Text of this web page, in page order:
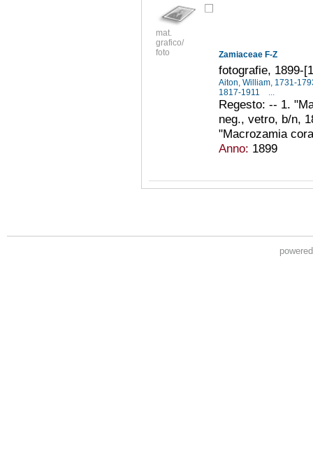
mat.
grafico/
foto
Zamiaceae F-Z
fotografie, 1899-
Aiton, William, 1731-
1817-1911
...
Regesto: -- 1.
neg., vetro, b/n,
"Macrozamia
Anno: 1899